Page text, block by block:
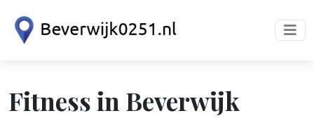
Fitness in Beverwijk